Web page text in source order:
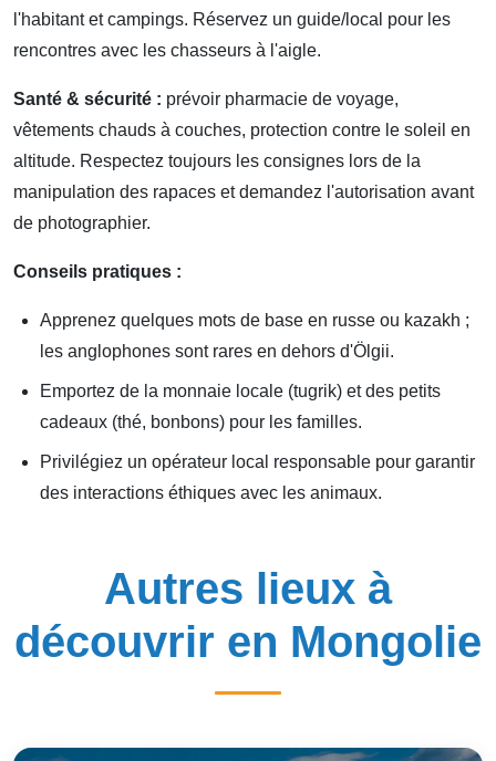
l'habitant et campings. Réservez un guide/local pour les
rencontres avec les chasseurs à l'aigle.
Santé & sécurité : prévoir pharmacie de voyage,
vêtements chauds à couches, protection contre le soleil en
altitude. Respectez toujours les consignes lors de la
manipulation des rapaces et demandez l'autorisation avant
de photographier.
Conseils pratiques :
Apprenez quelques mots de base en russe ou kazakh ;
les anglophones sont rares en dehors d'Ölgii.
Emportez de la monnaie locale (tugrik) et des petits
cadeaux (thé, bonbons) pour les familles.
Privilégiez un opérateur local responsable pour garantir
des interactions éthiques avec les animaux.
Autres lieux à
découvrir en Mongolie